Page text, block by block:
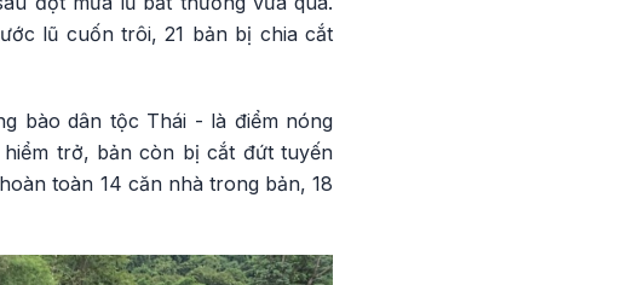
lũ cuốn trôi, 21 bản bị chia cắt
bào dân tộc Thái - là điểm nóng
trở, bản còn bị cắt đứt tuyến
toàn 14 căn nhà trong bản, 18